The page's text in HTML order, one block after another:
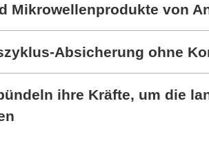
Mikrowellenprodukte von
Absicherung ohne
ihre Kräfte, um die